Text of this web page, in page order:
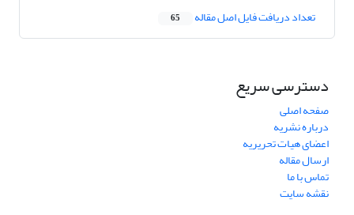
تعداد دریافت فایل اصل مقاله 65
دسترسی سریع
صفحه اصلی
درباره نشریه
اعضای هیات تحریریه
ارسال مقاله
تماس با ما
نقشه سایت